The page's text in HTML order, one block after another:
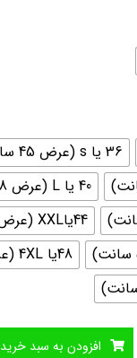
36 یا s (عرض 45 سانت)
40 یا L (عرض 48 سانت)
44یاXXL (عرض 53 سانت)
48یا 4XL (عرض 57 سانت)
افزودن به سبد خرید